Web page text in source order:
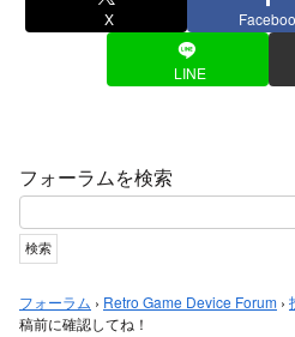
X
LINE
フォーラムを検索
フォーラム › Retro Game Device Forum ›
稿前に確認してね！